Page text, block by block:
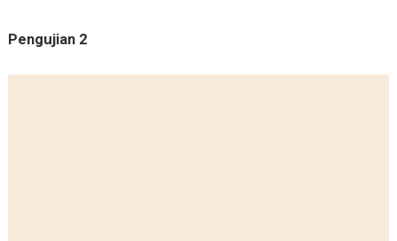
Pengujian 2